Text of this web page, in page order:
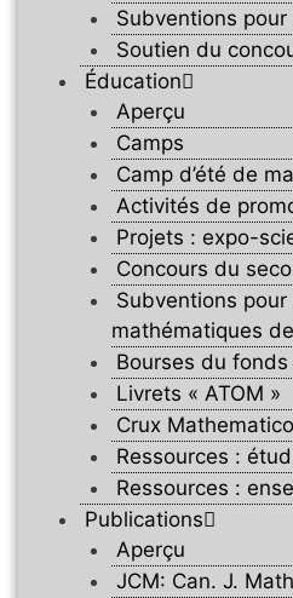
Subventions
Soutien du
Éducation
Aperçu
Camps
Camp d’été de
Activités de
Projets : expo-
Concours du
Subventions
mathématiques
Bourses du
Livrets « ATOM »
Crux
Ressources :
Ressources :
Publications
Aperçu
JCM: Can. J.